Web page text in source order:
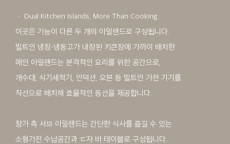
ㆍ Dual Kitchen Islands, More Than Cooking
이곳은 기능이 다른 두 개의 아일랜드로 구성됩니다.
빌트인 냉장·냉동고가 내장된 키큰장에 가까이 배치한
메인 아일랜드는 본격적인 요리를 위한 공간으로,
개수대, 식기세척기, 인덕션, 오븐 등 빌트인 가전 기기를
직선으로 배치해 효율적인 동선을 제공합니다.
창가 측 서브 아일랜드는 간단한 식사를 즐길 수 있는
소형가전 수납공간과 ㄷ자 바 테이블로 구성됩니다.